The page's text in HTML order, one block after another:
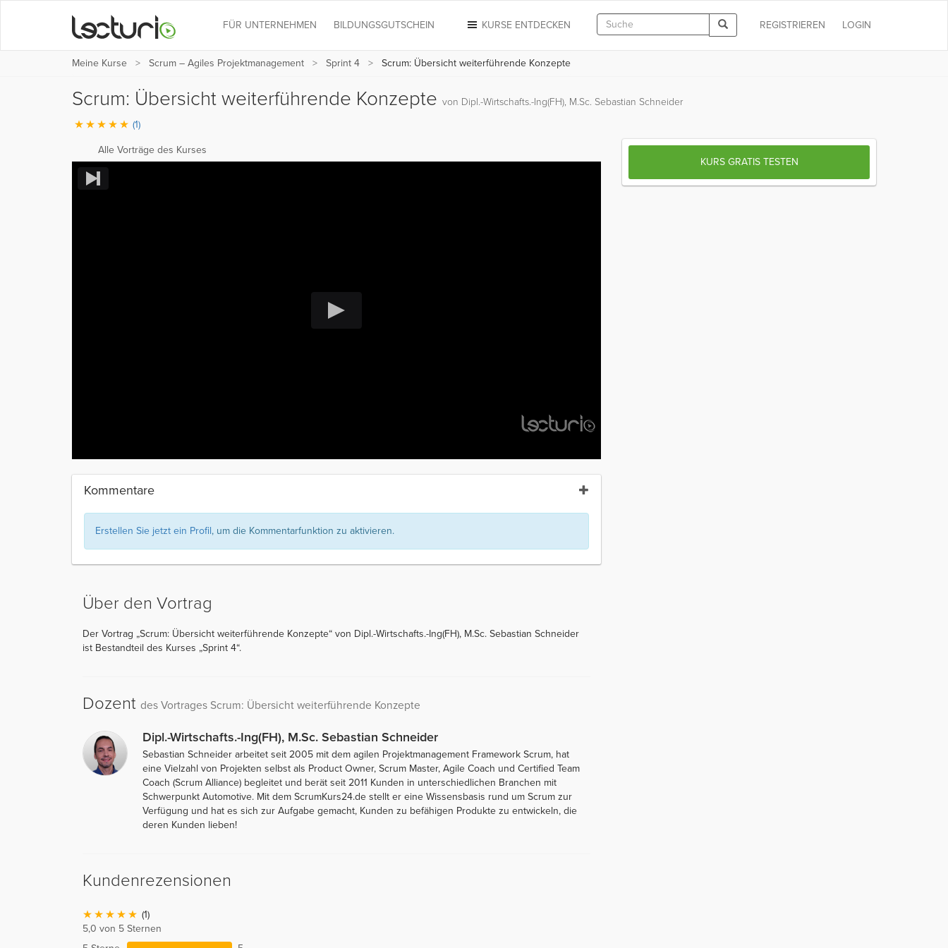
LOGIN
REGISTRIEREN
KURSE ENTDECKEN
FÜR UNTERNEHMEN BILDUNGSGUTSCHEIN
Meine Kurse Scrum – Agiles Projektmanagement Sprint 4 Scrum: Übersicht weiterführende Konzepte
Scrum: Übersicht weiterführende Konzepte von Dipl.-Wirtschafts.-Ing(FH), M.Sc. Sebastian Schneider
(1)
Alle Vorträge des Kurses
Kommentare
Erstellen Sie jetzt ein Profil, um die Kommentarfunktion zu aktivieren.
Über den Vortrag
Der Vortrag „Scrum: Übersicht weiterführende Konzepte“ von Dipl.-Wirtschafts.-Ing(FH), M.Sc. Sebastian Schneider
ist Bestandteil des Kurses „Sprint 4“.
Dozent des Vortrages Scrum: Übersicht weiterführende Konzepte
Dipl.-Wirtschafts.-Ing(FH), M.Sc. Sebastian Schneider
Sebastian Schneider arbeitet seit 2005 mit dem agilen Projektmanagement Framework Scrum, hat
eine Vielzahl von Projekten selbst als Product Owner, Scrum Master, Agile Coach und Certified Team
Coach (Scrum Alliance) begleitet und berät seit 2011 Kunden in unterschiedlichen Branchen mit
Schwerpunkt Automotive. Mit dem ScrumKurs24.de stellt er eine Wissensbasis rund um Scrum zur
Verfügung und hat es sich zur Aufgabe gemacht, Kunden zu befähigen Produkte zu entwickeln, die
deren Kunden lieben!
Kundenrezensionen
(1)
5,0 von 5 Sternen
KURS GRATIS TESTEN